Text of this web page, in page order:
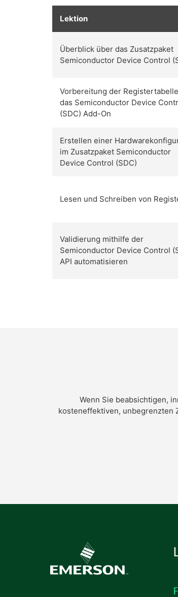
Lektion
Überblick über das Zusatzpaket
Semiconductor Device Control
Vorbereitung der
das Semiconductor Device
(SDC) Add-On
Erstellen einer
im Zusatzpaket Semiconductor
Device Control (SDC)
Lesen und Schreiben von
Validierung mithilfe der
Semiconductor Device Control
API automatisieren
Wenn Sie beabsichtigen,
kosteneffektiven, unbegrenzten